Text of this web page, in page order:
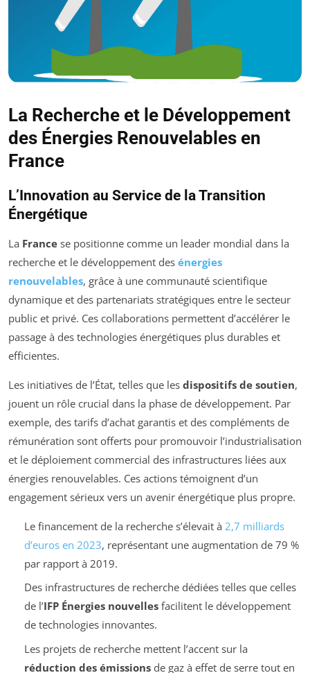
La Recherche et le Développement
des Énergies Renouvelables en
France
L’Innovation au Service de la Transition
Énergétique
La France se positionne comme un leader mondial dans la
recherche et le développement des énergies
renouvelables, grâce à une communauté scientifique
dynamique et des partenariats stratégiques entre le secteur
public et privé. Ces collaborations permettent d’accélérer le
passage à des technologies énergétiques plus durables et
efficientes.
Les initiatives de l’État, telles que les dispositifs de soutien,
jouent un rôle crucial dans la phase de développement. Par
exemple, des tarifs d’achat garantis et des compléments de
rémunération sont offerts pour promouvoir l’industrialisation
et le déploiement commercial des infrastructures liées aux
énergies renouvelables. Ces actions témoignent d’un
engagement sérieux vers un avenir énergétique plus propre.
Le financement de la recherche s’élevait à 2,7 milliards
d’euros en 2023, représentant une augmentation de 79 %
par rapport à 2019.
Des infrastructures de recherche dédiées telles que celles
de l’IFP Énergies nouvellesfacilitent le développement
de technologies innovantes.
Les projets de recherche mettent l’accent sur la
réduction des émissionsde gaz à effet de serre tout en